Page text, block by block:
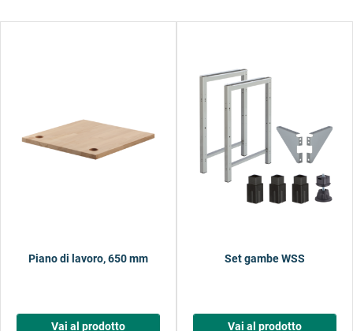
Piano di lavoro, 650 mm
Vai al prodotto
Set gambe WSS
Vai al prodotto